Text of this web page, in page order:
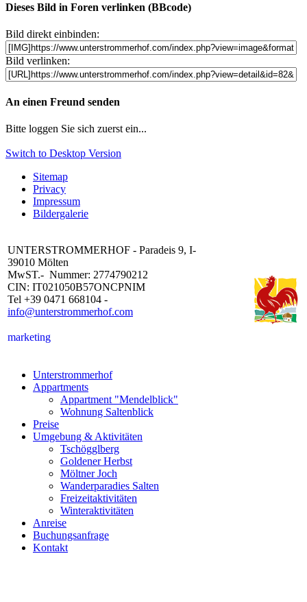
Dieses Bild in Foren verlinken (BBcode)
Bild direkt einbinden:
Bild verlinken:
An einen Freund senden
Bitte loggen Sie sich zuerst ein...
Switch to Desktop Version
Sitemap
Privacy
Impressum
Bildergalerie
UNTERSTROMMERHOF - Paradeis 9, I-
39010 Mölten
MwST.- Nummer: 2774790212
CIN: IT021050B57ONCPNIM
Tel +39 0471 668104 -
info@unterstrommerhof.com
marketing
Unterstrommerhof
Appartments
Appartment "Mendelblick"
Wohnung Saltenblick
Preise
Umgebung & Aktivitäten
Tschögglberg
Goldener Herbst
Möltner Joch
Wanderparadies Salten
Freizeitaktivitäten
Winteraktivitäten
Anreise
Buchungsanfrage
Kontakt